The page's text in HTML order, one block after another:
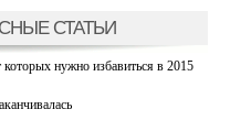
СТАТЬИ
нужно избавиться в 2015